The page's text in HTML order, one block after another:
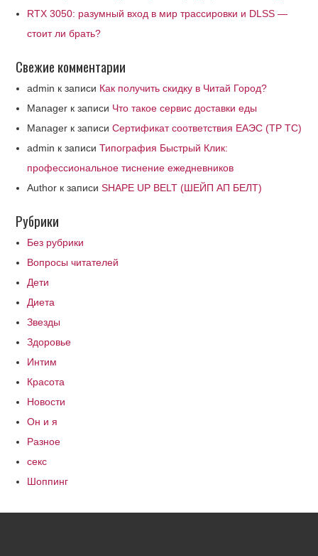
RTX 3050: разумный вход в мир трассировки и DLSS —
стоит ли брать?
Свежие комментарии
admin к записи Как получить скидку в Читай Город?
Manager к записи Что такое сервис доставки еды
Manager к записиСертификат соответствия ЕАЭС (ТР ТС)
admin к записиТипография Быстрый Клик:
профессиональное тиснение ежедневников
Author к записиSHAPE UP BELT (ШЕЙП АП БЕЛТ)
Рубрики
Без рубрики
Вопросы читателей
Дети
Диета
Звезды
Здоровье
Интим
Красота
Новости
Он и я
Разное
секс
Шоппинг